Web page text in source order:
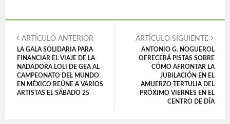
ARTÍCULO ANTERIOR
LA GALA SOLIDARIA PARA
FINANCIAR EL VIAJE DE LA
NADADORA LOLI DE GEA AL
CAMPEONATO DEL MUNDO
EN MÉXICO REÚNE A VARIOS
ARTISTAS EL SÁBADO 25
ARTÍCULO SIGUIENTE
ANTONIO G. NOGUEROL
OFRECERÁ PISTAS SOBRE
CÓMO AFRONTAR LA
JUBILACIÓN EN EL
AMUERZO-TERTULIA DEL
PRÓXIMO VIERNES EN EL
CENTRO DE DÍA